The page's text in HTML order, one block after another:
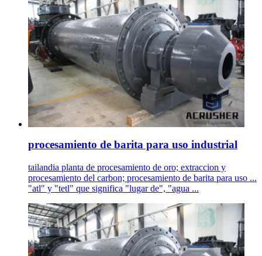
procesamiento de barita para uso industrial
tailandia planta de procesamiento de oro; extraccion y
procesamiento del carbon; procesamiento de barita para uso ...
"atl" y "tetl" que significa "lugar de", "agua ...